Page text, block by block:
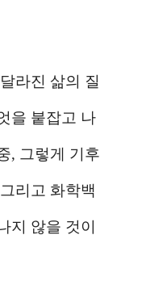
라진 삶의 질
을 붙잡고 나
, 그렇게 기후
그리고 화학백
지 않을 것이